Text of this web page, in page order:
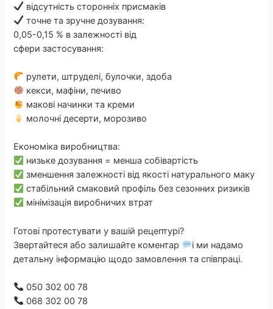
відсутність сторонніх присмаків
точне та зручне дозування:
0,05-0,15 % в залежності від
сфери застосування:
рулети, штруделі, булочки, здоба
кекси, мафіни, печиво
макові начинки та креми
молочні десерти, морозиво
Економіка виробництва:
низьке дозування = менша собівартість
зменшення залежності від якості натурального маку
стабільний смаковий профіль без сезонних ризиків
мінімізація виробничих втрат
Готові протестувати у вашій рецептурі?
Звертайтеся або залишайте коментар
і ми надамо
детальну інформацію щодо замовлення та співпраці.
050 302 00 78
068 302 00 78